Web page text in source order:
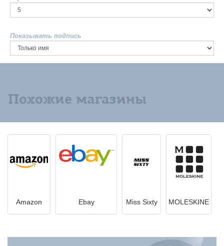
Показывать подпись
Похожие магазины
Amazon Ebay Miss Sixty MOLESKINE